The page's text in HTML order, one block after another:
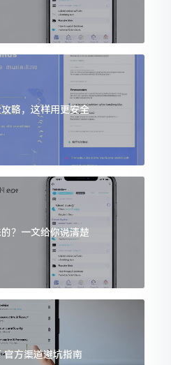
略，这样用更安全
？一文给你说清楚
方渠道避坑指南